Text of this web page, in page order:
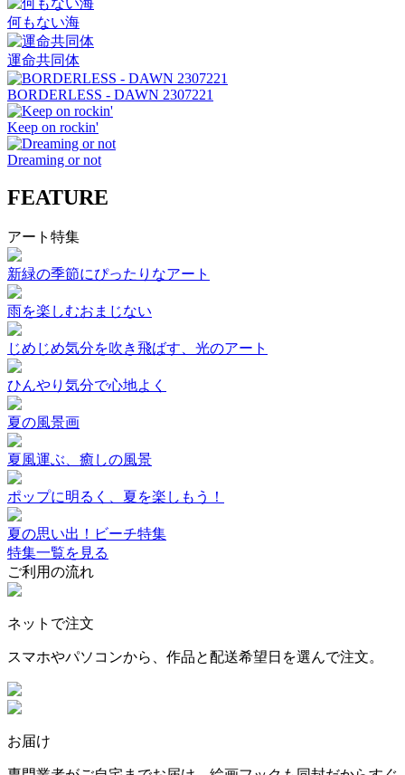
何もない海
運命共同体
BORDERLESS - DAWN 2307221
Keep on rockin'
Dreaming or not
FEATURE
アート特集
新緑の季節にぴったりなアート
雨を楽しむおまじない
じめじめ気分を吹き飛ばす、光のアート
ひんやり気分で心地よく
夏の風景画
夏風運ぶ、癒しの風景
ポップに明るく、夏を楽しもう！
夏の思い出！ビーチ特集
特集一覧を見る
ご利用の流れ
ネットで注文
スマホやパソコンから、作品と配送希望日を選んで注文。
お届け